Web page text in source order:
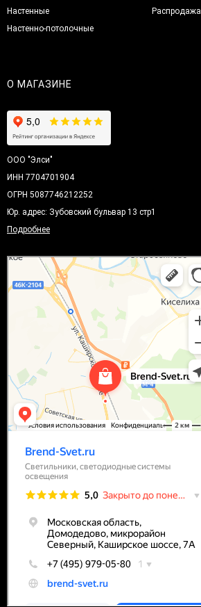
Настенные
Настенно-потолочные
Распродажа
О МАГАЗИНЕ
ООО "Элси"
ИНН 7704701904
ОГРН 5087746212252
Юр. адрес: Зубовский бульвар 13 стр1
Подробнее